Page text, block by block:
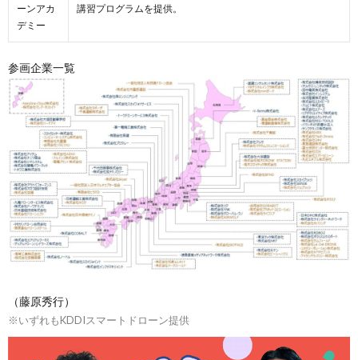
ーンアカ
デミー
講習プログラムを提供。
参画企業一覧
（藤原秀行）
※いずれもKDDIスマートドローン提供